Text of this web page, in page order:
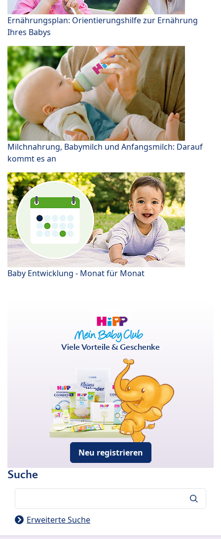
Ernährungsplan: Orientierungshilfe zur Ernährung
Ihres Babys
Milchnahrung, Babymilch und Anfangsmilch: Darauf
kommt es an
Baby Entwicklung - Monat für Monat
Viele Vorteile & Geschenke
Neu registrieren
Suche
Erweiterte Suche